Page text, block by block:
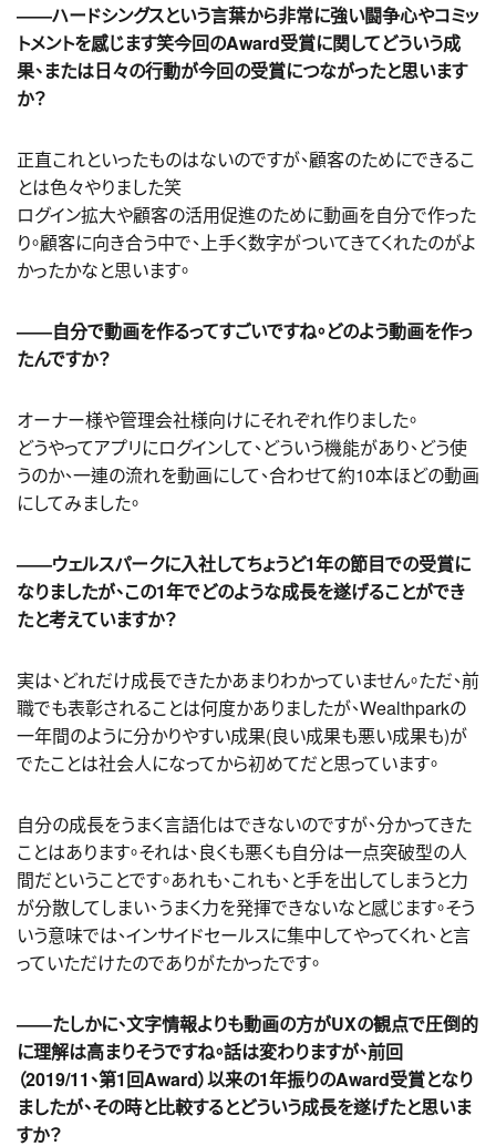
――ハードシングスという言葉から非常に強い闘争心やコミッ
トメントを感じます笑今回のAward受賞に関してどういう成
果、または日々の行動が今回の受賞につながったと思います
か？
正直これといったものはないのですが、顧客のためにできるこ
とは色々やりました笑
ログイン拡大や顧客の活用促進のために動画を自分で作った
り。顧客に向き合う中で、上手く数字がついてきてくれたのがよ
かったかなと思います。
――自分で動画を作るってすごいですね。どのよう動画を作っ
たんですか？
オーナー様や管理会社様向けにそれぞれ作りました。
どうやってアプリにログインして、どういう機能があり、どう使
うのか、一連の流れを動画にして、合わせて約10本ほどの動画
にしてみました。
――ウェルスパークに入社してちょうど1年の節目での受賞に
なりましたが、この1年でどのような成長を遂げることができ
たと考えていますか？
実は、どれだけ成長できたかあまりわかっていません。ただ、前
職でも表彰されることは何度かありましたが、Wealthparkの
一年間のように分かりやすい成果(良い成果も悪い成果も)が
でたことは社会人になってから初めてだと思っています。
自分の成長をうまく言語化はできないのですが、分かってきた
ことはあります。それは、良くも悪くも自分は一点突破型の人
間だということです。あれも、これも、と手を出してしまうと力
が分散してしまい、うまく力を発揮できないなと感じます。そう
いう意味では、インサイドセールスに集中してやってくれ、と言
っていただけたのでありがたかったです。
――たしかに、文字情報よりも動画の方がUXの観点で圧倒的
に理解は高まりそうですね。話は変わりますが、前回
（2019/11、第1回Award）以来の1年振りのAward受賞となり
ましたが、その時と比較するとどういう成長を遂げたと思いま
すか？